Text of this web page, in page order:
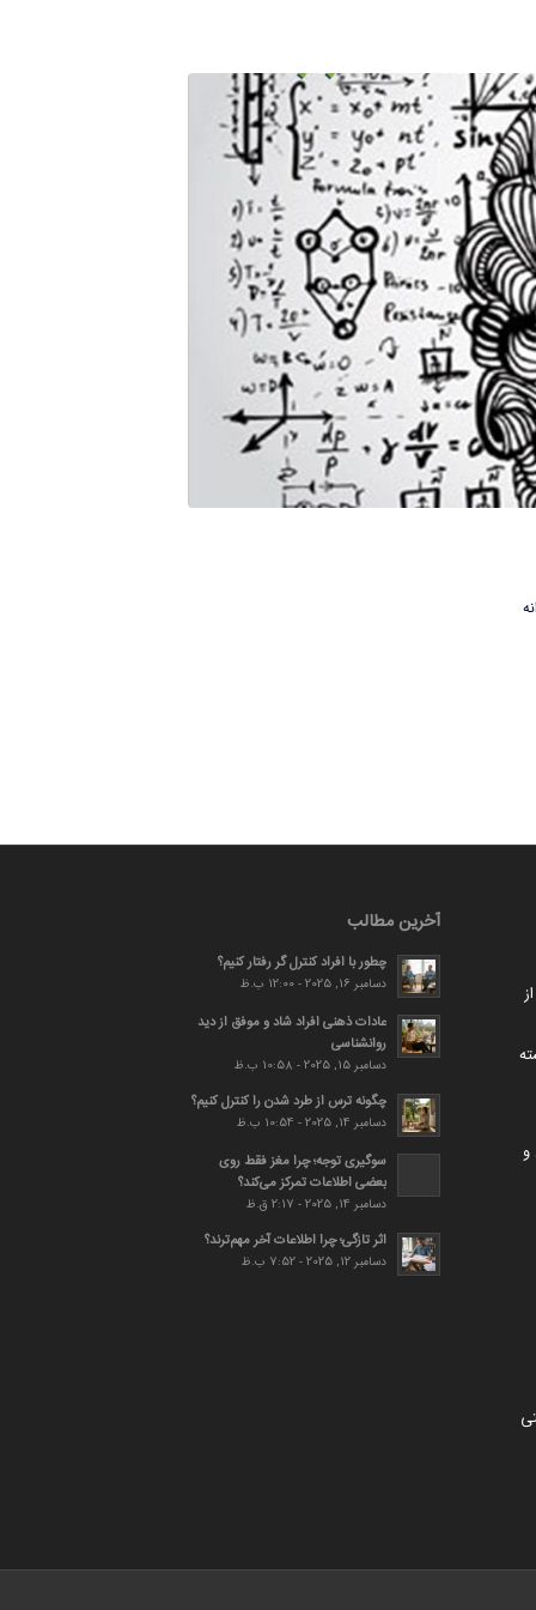
و
آخرین مطالب
چطور با افراد کنترل گر رفتار کنیم؟
دسامبر 16, 2025 - 12:00 ب.ظ
عادات ذهنی افراد شاد و موفق از دید
روانشناسی
دسامبر 15, 2025 - 10:58 ب.ظ
چگونه ترس از طرد شدن را کنترل کنیم؟
دسامبر 14, 2025 - 10:54 ب.ظ
سوگیری توجه؛ چرا مغز فقط روی
بعضی اطلاعات تمرکز می‌کند؟
دسامبر 14, 2025 - 2:17 ق.ظ
اثر تازگی؛ چرا اطلاعات آخر مهم‌ترند؟
دسامبر 12, 2025 - 7:52 ب.ظ